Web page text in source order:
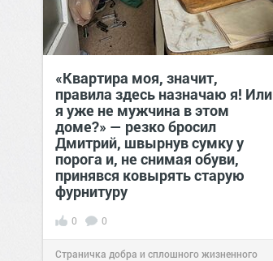
«Квартира моя, значит,
правила здесь назначаю я! Или
я уже не мужчина в этом
доме?» — резко бросил
Дмитрий, швырнув сумку у
порога и, не снимая обуви,
принявся ковырять старую
фурнитуру
0 0
Страничка добра и сплошного жизненного